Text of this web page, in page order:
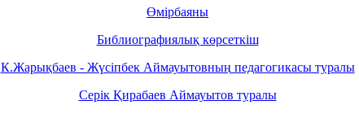
Өмірбаяны
Библиографиялық көрсеткiш
К.Жарықбаев - Жүсiпбек Аймауытовның педагогикасы туралы
Серік Қирабаев Аймауытов туралы